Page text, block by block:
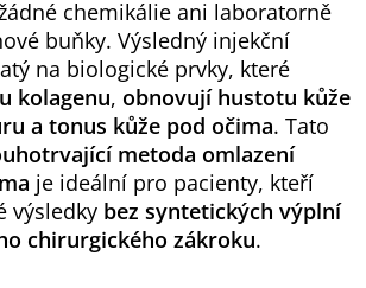
chemikálie ani laboratorně
buňky. Výsledný injekční
na biologické prvky, které
kolagenu, obnovují hustotu kůže
a tonus kůže pod očima. Tato
metoda omlazení
je ideální pro pacienty, kteří
výsledky bez syntetických výplní
chirurgického zákroku.